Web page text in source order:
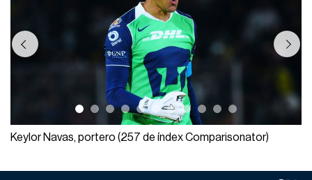
Previous Next
Keylor Navas, portero (257 de índex Comparisonator)